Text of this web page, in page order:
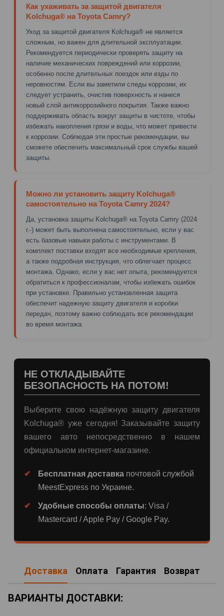
Как ухаживать за защитой двигателя
Kolchuga® на Toyota Camry?
Уход за защитой двигателя Kolchuga® не является
сложным, но важен для длительной эксплуатации.
Рекомендуется периодически проверять защиту на
наличие механических повреждений или коррозии,
особенно после длительных поездок или езды по
неровностям. Если вы заметили следы коррозии, их
следует устранить, очистив поверхность и нанеся
новый слой антикоррозийного покрытия. Также важно
поддерживать область вокруг защиты в чистоте, чтобы
избежать накопления грязи и воды, что может привести
к коррозии. Соблюдая эти простые рекомендации, вы
сможете обеспечить максимальный срок службы вашей
защиты.
Можно ли установить защиту Kolchuga®
самостоятельно на Toyota Camry 2024?
Да, установка защиты Kolchuga® на Toyota Camry (2024
г.-) может быть выполнена самостоятельно, если у вас
есть базовые навыки работы с инструментами. В
комплект поставки входят все необходимые крепления,
а также подробная инструкция, что облегчает процесс
монтажа. Однако, если у вас нет опыта, рекомендуется
обратиться к профессионалам, чтобы избежать ошибок
при установке. Правильно установленная защита
обеспечит надежную защиту двигателя и коробки
передач, поэтому важно соблюдать все рекомендации
во время монтажа.
НЕ ОТКЛАДЫВАЙТЕ
БЕЗОПАСНОСТЬ НА ПОТОМ!
Выберите свою надёжную защиту двигателя
Kolchuga® уже сегодня! Заказывайте защиту
вашего авто непосредственно в нашем
официальном интернет-магазине.
Бесплатная доставка почтовой службой
MeestExpress по Украине.
Удобные способы оплаты: Visa /
Mastercard / Apple Pay / Google Pay.
Доставка Оплата Гарантия Возврат
ВАРИАНТЫ ДОСТАВКИ: